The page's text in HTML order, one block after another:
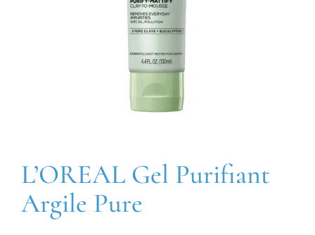
L’OREAL Gel Purifiant
Argile Pure